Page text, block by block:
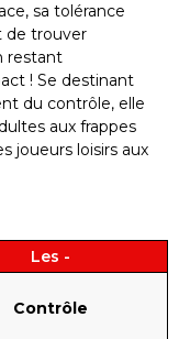
sa tolérance
de trouver
restant
! Se destinant
du contrôle, elle
aux frappes
joueurs loisirs aux
Les -
Contrôle